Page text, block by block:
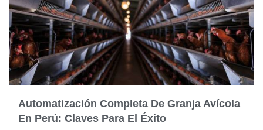
Automatización Completa De Granja Avícola
En Perú: Claves Para El Éxito